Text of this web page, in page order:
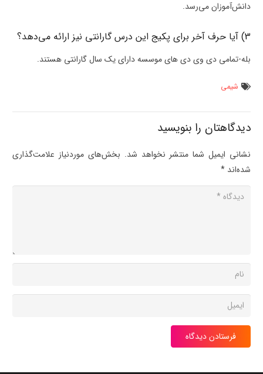
دانش‌آموزان می‌رسد.
3) آیا حرف آخر برای پکیج این درس گارانتی نیز ارائه می‌دهد؟
بله-تمامی دی وی دی های موسسه دارای یک سال گارانتی هستند.
شیمی
دیدگاهتان را بنویسید
نشانی ایمیل شما منتشر نخواهد شد. بخش‌های موردنیاز علامت‌گذاری
شده‌اند *
فرستادن دیدگاه